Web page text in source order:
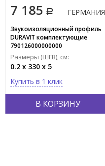
7 185
В КОРЗИНУ
ГЕРМАНИЯ
Звукоизоляционный профиль
DURAVIT комплектующие
790126000000000
Размеры (ШГВ), см:
0.2 x 330 x 5
Купить в 1 клик